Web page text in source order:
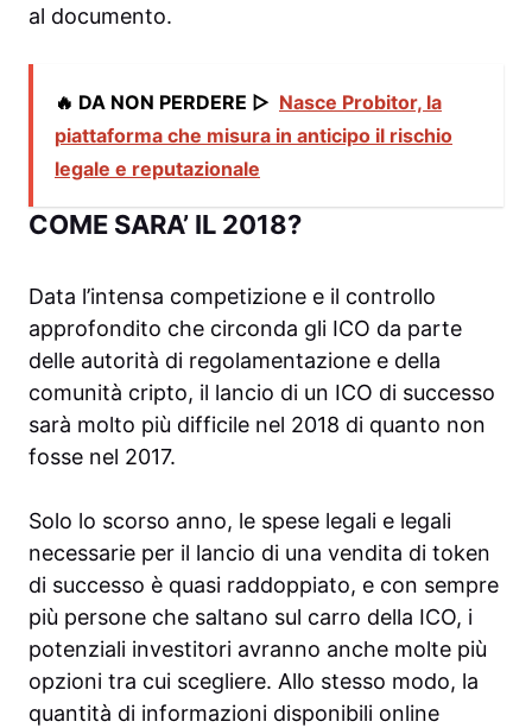
al documento.
🔥 DA NON PERDERE ▷ Nasce Probitor, la
piattaforma che misura in anticipo il rischio
legale e reputazionale
COME SARA’ IL 2018?
Data l’intensa competizione e il controllo
approfondito che circonda gli ICO da parte
delle autorità di regolamentazione e della
comunità cripto, il lancio di un ICO di successo
sarà molto più difficile nel 2018 di quanto non
fosse nel 2017.
Solo lo scorso anno, le spese legali e legali
necessarie per il lancio di una vendita di token
di successo è quasi raddoppiato, e con sempre
più persone che saltano sul carro della ICO, i
potenziali investitori avranno anche molte più
opzioni tra cui scegliere. Allo stesso modo, la
quantità di informazioni disponibili online